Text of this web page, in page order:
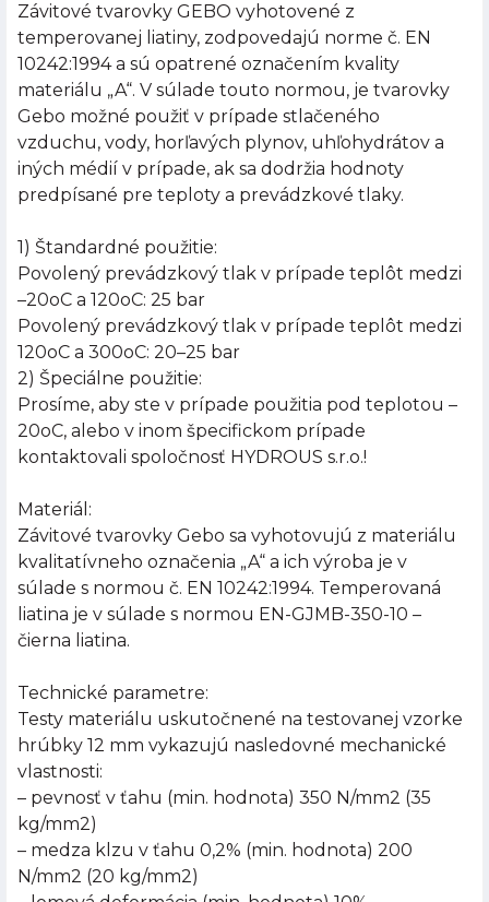
Závitové tvarovky GEBO vyhotovené z
temperovanej liatiny, zodpovedajú norme č. EN
10242:1994 a sú opatrené označením kvality
materiálu „A“. V súlade touto normou, je tvarovky
Gebo možné použiť v prípade stlačeného
vzduchu, vody, horľavých plynov, uhľohydrátov a
iných médií v prípade, ak sa dodržia hodnoty
predpísané pre teploty a prevádzkové tlaky.
1) Štandardné použitie:
Povolený prevádzkový tlak v prípade teplôt medzi
–20oC a 120oC: 25 bar
Povolený prevádzkový tlak v prípade teplôt medzi
120oC a 300oC: 20–25 bar
2) Špeciálne použitie:
Prosíme, aby ste v prípade použitia pod teplotou –
20oC, alebo v inom špecifickom prípade
kontaktovali spoločnosť HYDROUS s.r.o.!
Materiál:
Závitové tvarovky Gebo sa vyhotovujú z materiálu
kvalitatívneho označenia „A“ a ich výroba je v
súlade s normou č. EN 10242:1994. Temperovaná
liatina je v súlade s normou EN-GJMB-350-10 –
čierna liatina.
Technické parametre:
Testy materiálu uskutočnené na testovanej vzorke
hrúbky 12 mm vykazujú nasledovné mechanické
vlastnosti:
– pevnosť v ťahu (min. hodnota) 350 N/mm2 (35
kg/mm2)
– medza klzu v ťahu 0,2% (min. hodnota) 200
N/mm2 (20 kg/mm2)